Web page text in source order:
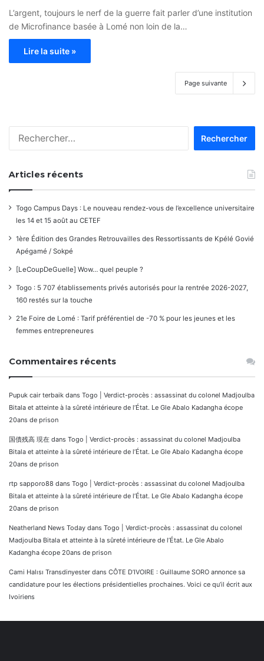
L’argent, toujours le nerf de la guerre fait parler d’une institution
de Microfinance basée à Lomé non loin de la…
Lire la suite »
Page suivante
Articles récents
Togo Campus Days : Le nouveau rendez-vous de l’excellence universitaire
les 14 et 15 août au CETEF
1ère Édition des Grandes Retrouvailles des Ressortissants de Kpélé Govié
Apégamé / Sokpé
[LeCoupDeGuelle] Wow… quel peuple ?
Togo : 5 707 établissements privés autorisés pour la rentrée 2026-2027,
160 restés sur la touche
21e Foire de Lomé : Tarif préférentiel de -70 % pour les jeunes et les
femmes entrepreneures
Commentaires récents
Pupuk cair terbaik dans Togo | Verdict-procès : assassinat du colonel Madjoulba
Bitala et atteinte à la sûreté intérieure de l’État. Le Gle Abalo Kadangha écope
20ans de prison
国債残高 現在 dans Togo | Verdict-procès : assassinat du colonel Madjoulba
Bitala et atteinte à la sûreté intérieure de l’État. Le Gle Abalo Kadangha écope
20ans de prison
rtp sapporo88 dans Togo | Verdict-procès : assassinat du colonel Madjoulba
Bitala et atteinte à la sûreté intérieure de l’État. Le Gle Abalo Kadangha écope
20ans de prison
Neatherland News Today dans Togo | Verdict-procès : assassinat du colonel
Madjoulba Bitala et atteinte à la sûreté intérieure de l’État. Le Gle Abalo
Kadangha écope 20ans de prison
Cami Halısı Transdinyester dans CÔTE D’IVOIRE : Guillaume SORO annonce sa
candidature pour les élections présidentielles prochaines. Voici ce qu’il écrit aux
Ivoiriens